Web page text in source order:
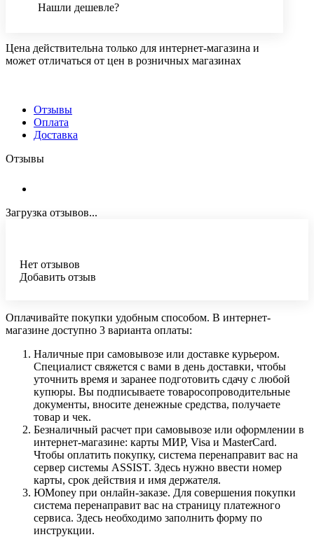
Нашли дешевле?
Цена действительна только для интернет-магазина и
может отличаться от цен в розничных магазинах
Отзывы
Оплата
Доставка
Отзывы
Загрузка отзывов...
Нет отзывов
Добавить отзыв
Оплачивайте покупки удобным способом. В интернет-
магазине доступно 3 варианта оплаты:
Наличные при самовывозе или доставке курьером.
Специалист свяжется с вами в день доставки, чтобы
уточнить время и заранее подготовить сдачу с любой
купюры. Вы подписываете товаросопроводительные
документы, вносите денежные средства, получаете
товар и чек.
Безналичный расчет при самовывозе или оформлении в
интернет-магазине: карты МИР, Visa и MasterCard.
Чтобы оплатить покупку, система перенаправит вас на
сервер системы ASSIST. Здесь нужно ввести номер
карты, срок действия и имя держателя.
ЮMoney при онлайн-заказе. Для совершения покупки
система перенаправит вас на страницу платежного
сервиса. Здесь необходимо заполнить форму по
инструкции.